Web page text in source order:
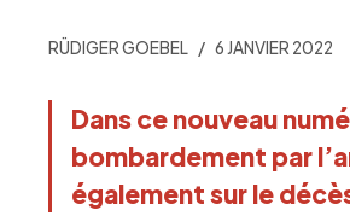
RÜDIGER GOEBEL 6 JANVIER 2022
Dans ce nouveau
bombardement par
également sur le